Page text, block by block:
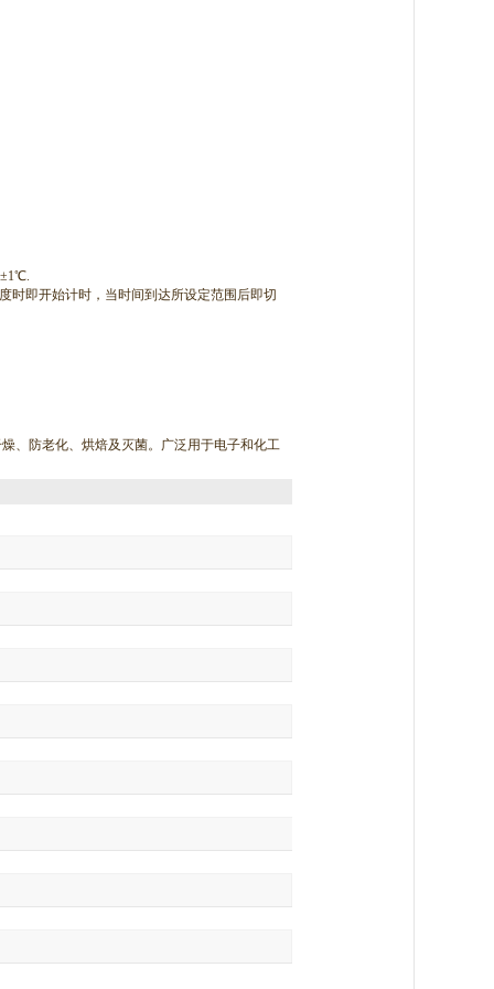
±1℃.
时即开始计时，当时间到达所设定范围后即切
、防老化、烘焙及灭菌。广泛用于电子和化工